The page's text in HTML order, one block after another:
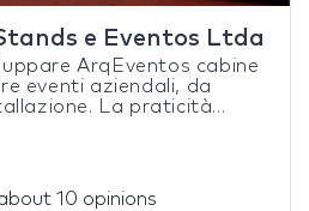
e Eventos Ltda
ArqEventos cabine
eventi aziendali, da
La praticità...
10 opinions